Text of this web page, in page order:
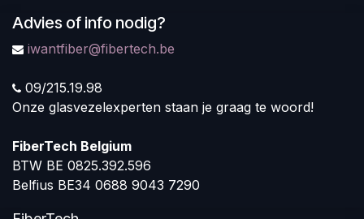
Advies of info nodig?
iwantfiber@fibertech.be
09/215.19.98
Onze glasvezelexperten staan je graag te woord!
FiberTech Belgium
BTW BE 0825.392.596
Belfius BE34 0688 9043 7290